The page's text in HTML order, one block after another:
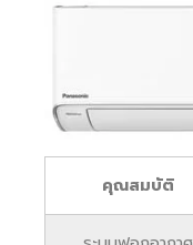
คุณสมบัติ